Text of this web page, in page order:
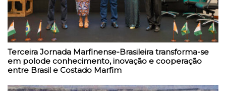
Terceira Jornada Marfinense-Brasileira transforma-se
em polode conhecimento, inovação e cooperação
entre Brasil e Costado Marfim